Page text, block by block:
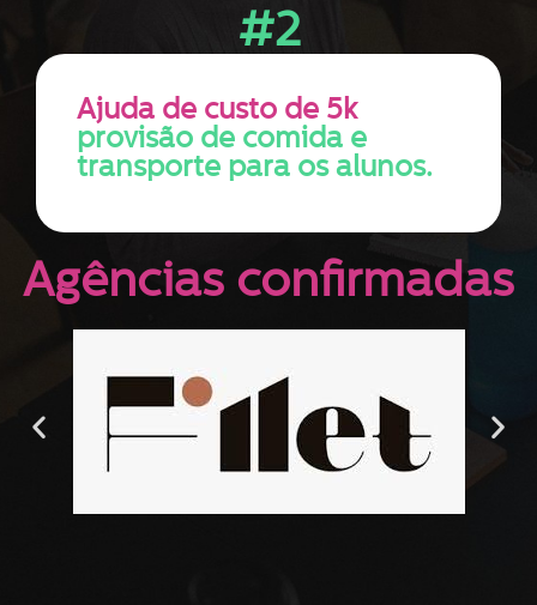
#2
Ajuda de custo de 5k
provisão de comida e
transporte para os alunos.
Agências confirmadas